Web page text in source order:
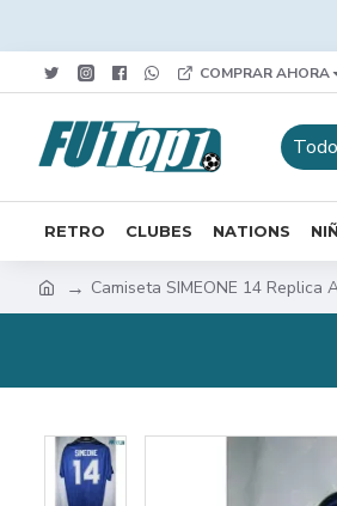
COMPRAR AHORA
RETRO CLUBES NATIONS
Camiseta SIMEONE 14